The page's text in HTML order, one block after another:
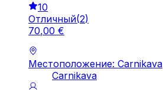
10
Отличный(2)
70,00 €
Местоположение: Carnikava
Carnikava